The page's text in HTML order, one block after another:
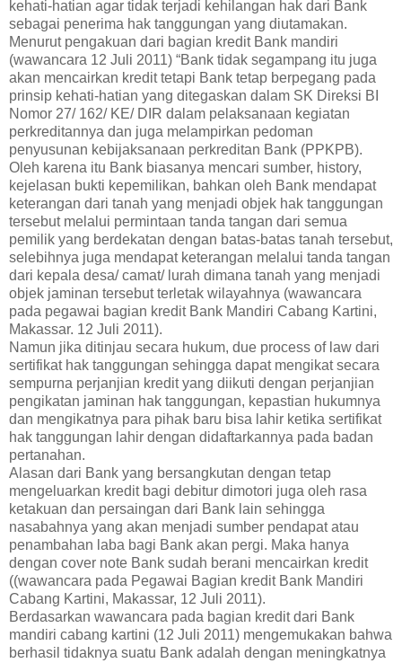
kehati-hatian agar tidak terjadi kehilangan hak dari Bank
sebagai penerima hak tanggungan yang diutamakan.
Menurut pengakuan dari bagian kredit Bank mandiri
(wawancara 12 Juli 2011) “Bank tidak segampang itu juga
akan mencairkan kredit tetapi Bank tetap berpegang pada
prinsip kehati-hatian yang ditegaskan dalam SK Direksi BI
Nomor 27/ 162/ KE/ DIR dalam pelaksanaan kegiatan
perkreditannya dan juga melampirkan pedoman
penyusunan kebijaksanaan perkreditan Bank (PPKPB).
Oleh karena itu Bank biasanya mencari sumber, history,
kejelasan bukti kepemilikan, bahkan oleh Bank mendapat
keterangan dari tanah yang menjadi objek hak tanggungan
tersebut melalui permintaan tanda tangan dari semua
pemilik yang berdekatan dengan batas-batas tanah tersebut,
selebihnya juga mendapat keterangan melalui tanda tangan
dari kepala desa/ camat/ lurah dimana tanah yang menjadi
objek jaminan tersebut terletak wilayahnya (wawancara
pada pegawai bagian kredit Bank Mandiri Cabang Kartini,
Makassar. 12 Juli 2011).
Namun jika ditinjau secara hukum, due process of law dari
sertifikat hak tanggungan sehingga dapat mengikat secara
sempurna perjanjian kredit yang diikuti dengan perjanjian
pengikatan jaminan hak tanggungan, kepastian hukumnya
dan mengikatnya para pihak baru bisa lahir ketika sertifikat
hak tanggungan lahir dengan didaftarkannya pada badan
pertanahan.
Alasan dari Bank yang bersangkutan dengan tetap
mengeluarkan kredit bagi debitur dimotori juga oleh rasa
ketakuan dan persaingan dari Bank lain sehingga
nasabahnya yang akan menjadi sumber pendapat atau
penambahan laba bagi Bank akan pergi. Maka hanya
dengan cover note Bank sudah berani mencairkan kredit
((wawancara pada Pegawai Bagian kredit Bank Mandiri
Cabang Kartini, Makassar, 12 Juli 2011).
Berdasarkan wawancara pada bagian kredit dari Bank
mandiri cabang kartini (12 Juli 2011) mengemukakan bahwa
berhasil tidaknya suatu Bank adalah dengan meningkatnya